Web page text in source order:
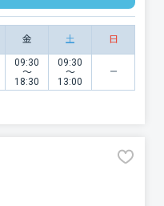
金 土 日
09:30
〜
18:30
09:30
〜
13:00